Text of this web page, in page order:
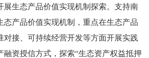
生态产品价值实现机制探索。支持南
态产品价值实现机制，重点在生态产品
对接、可持续经营开发等方面开展实践
融资授信方式，探索“生态资产权益抵押